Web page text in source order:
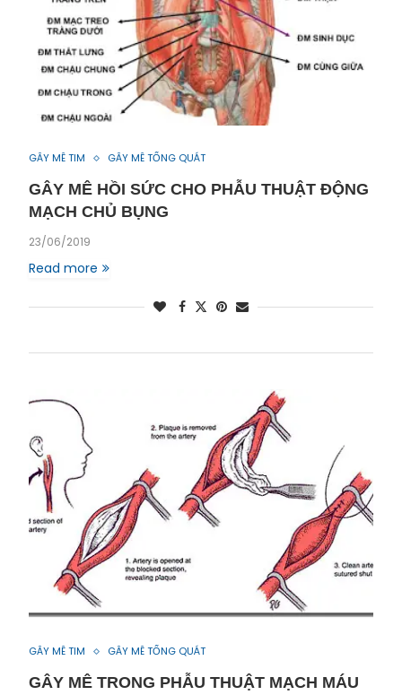
GÂY MÊ TIM GÂY MÊ TỔNG QUÁT
GÂY MÊ HỒI SỨC CHO PHẪU THUẬT ĐỘNG
MẠCH CHỦ BỤNG
23/06/2019
Read more
GÂY MÊ TIM GÂY MÊ TỔNG QUÁT
GÂY MÊ TRONG PHẪU THUẬT MẠCH MÁU